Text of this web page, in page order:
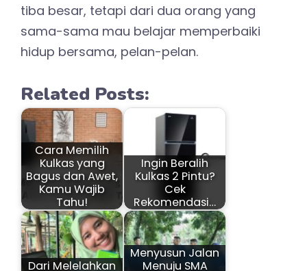
tiba besar, tetapi dari dua orang yang
sama-sama mau belajar memperbaiki
hidup bersama, pelan-pelan.
Related Posts:
Cara Memilih
Kulkas yang
Bagus dan Awet,
Kamu Wajib
Tahu!
Ingin Beralih
Kulkas 2 Pintu?
Cek
Rekomendasi…
Dari Melelahkan
Menyusun Jalan
Menuju SMA